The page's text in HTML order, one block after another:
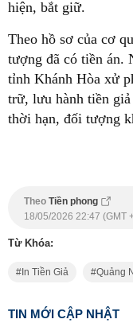
hiện, bắt giữ.
Theo hồ sơ của cơ
tượng đã có tiền án.
tỉnh Khánh Hòa xử
trữ, lưu hành tiền
thời hạn, đối tượng
Theo Tiền phong
18/05/2026 22:47 (GMT
Từ Khóa:
In Tiền Giả Quảng
TIN MỚI CẬP NHẬT